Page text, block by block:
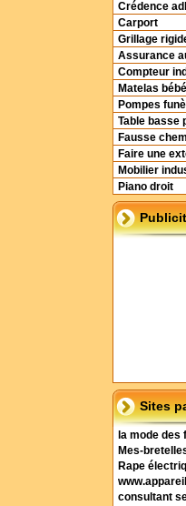
Crédence
Carport
Grillage
Assurance
Compteur
Matelas bébé
Pompes
Table basse
Fausse
Faire une
Mobilier
Piano droit
Sites
la mode des
Mes-
Rape
consultant